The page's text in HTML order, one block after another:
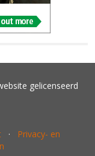
gelicenseerd
· Privacy- en